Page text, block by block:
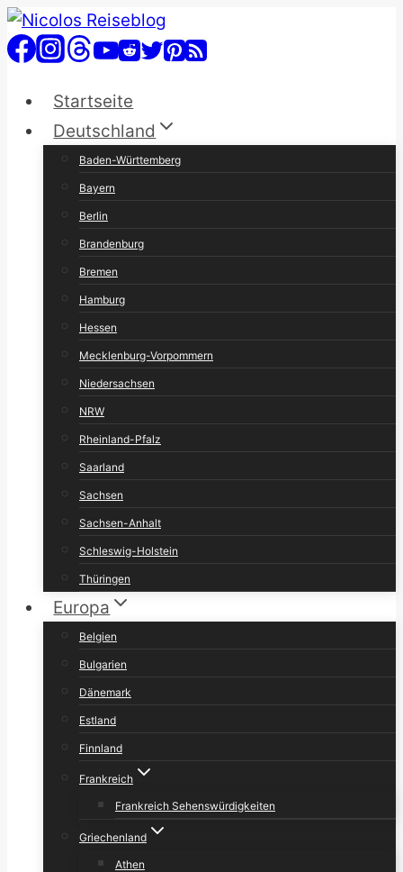
Zum
Inhalt
Startseite
Deutschland
Baden-Württemberg
Bayern
Berlin
Brandenburg
Bremen
Hamburg
Hessen
Mecklenburg-Vorpommern
Niedersachsen
NRW
Rheinland-Pfalz
Saarland
Sachsen
Sachsen-Anhalt
Schleswig-Holstein
Thüringen
Europa
Belgien
Bulgarien
Dänemark
Estland
Finnland
Frankreich
Frankreich Sehenswürdigkeiten
Griechenland
Athen